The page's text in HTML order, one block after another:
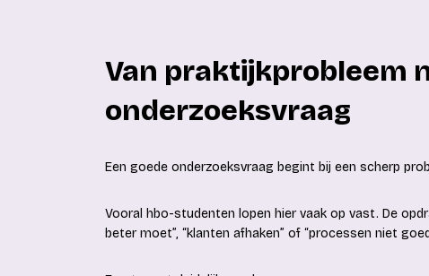
Van praktijkprobleem
onderzoeksvraag
Een goede onderzoeksvraag begint bij een scherp
Vooral hbo-studenten lopen hier vaak op vast. De
beter moet”, “klanten afhaken” of “processen niet